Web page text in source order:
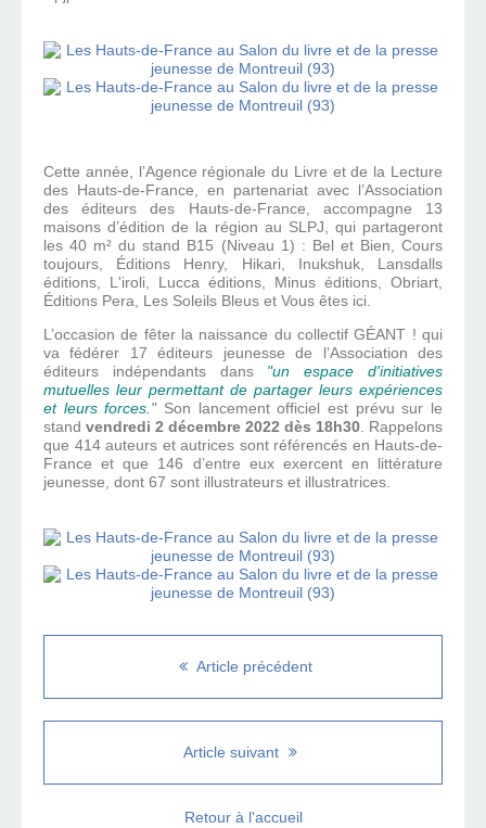
Cette année, l’Agence régionale du Livre et de la Lecture
des Hauts-de-France, en partenariat avec l’Association
des éditeurs des Hauts-de-France, accompagne 13
maisons d’édition de la région au SLPJ, qui partageront
les 40 m² du stand B15 (Niveau 1) : Bel et Bien, Cours
toujours, Éditions Henry, Hikari, Inukshuk, Lansdalls
éditions, L'iroli, Lucca éditions, Minus éditions, Obriart,
Éditions Pera, Les Soleils Bleus et Vous êtes ici.
L’occasion de fêter la naissance du collectif GÉANT ! qui
va fédérer 17 éditeurs jeunesse de l’Association des
éditeurs indépendants dans "un espace d'initiatives
mutuelles leur permettant de partager leurs expériences
et leurs forces." Son lancement officiel est prévu sur le
stand vendredi 2 décembre 2022 dès 18h30. Rappelons
que 414 auteurs et autrices sont référencés en Hauts-de-
France et que 146 d’entre eux exercent en littérature
jeunesse, dont 67 sont illustrateurs et illustratrices.
Article précédent
Article suivant
Retour à l'accueil